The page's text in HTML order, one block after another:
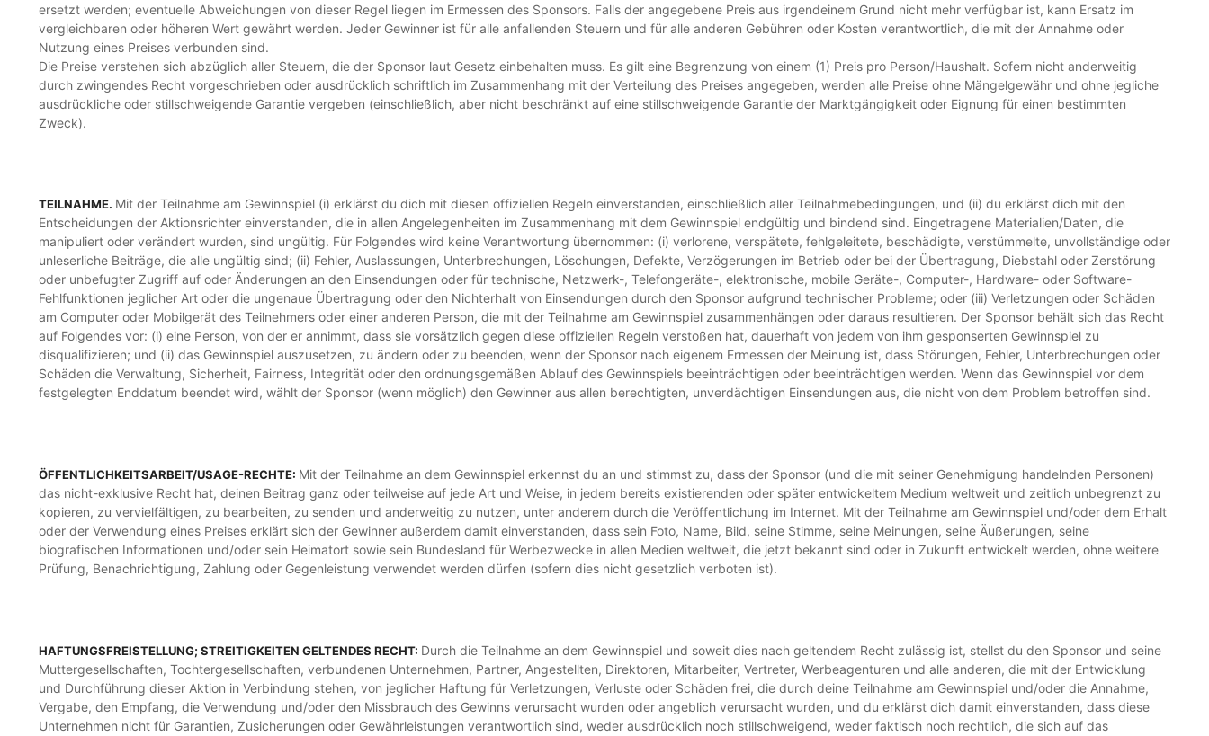
ersetzt werden; eventuelle Abweichungen von dieser Regel liegen im Ermessen des Sponsors. Falls der angegebene Preis aus irgendeinem Grund nicht mehr verfügbar ist, kann Ersatz im
vergleichbaren oder höheren Wert gewährt werden. Jeder Gewinner ist für alle anfallenden Steuern und für alle anderen Gebühren oder Kosten verantwortlich, die mit der Annahme oder
Nutzung eines Preises verbunden sind.
Die Preise verstehen sich abzüglich aller Steuern, die der Sponsor laut Gesetz einbehalten muss. Es gilt eine Begrenzung von einem (1) Preis pro Person/Haushalt. Sofern nicht anderweitig
durch zwingendes Recht vorgeschrieben oder ausdrücklich schriftlich im Zusammenhang mit der Verteilung des Preises angegeben, werden alle Preise ohne Mängelgewähr und ohne jegliche
ausdrückliche oder stillschweigende Garantie vergeben (einschließlich, aber nicht beschränkt auf eine stillschweigende Garantie der Marktgängigkeit oder Eignung für einen bestimmten
Zweck).
TEILNAHME. Mit der Teilnahme am Gewinnspiel (i) erklärst du dich mit diesen offiziellen Regeln einverstanden, einschließlich aller Teilnahmebedingungen, und (ii) du erklärst dich mit den
Entscheidungen der Aktionsrichter einverstanden, die in allen Angelegenheiten im Zusammenhang mit dem Gewinnspiel endgültig und bindend sind. Eingetragene Materialien/Daten, die
manipuliert oder verändert wurden, sind ungültig. Für Folgendes wird keine Verantwortung übernommen: (i) verlorene, verspätete, fehlgeleitete, beschädigte, verstümmelte, unvollständige oder
unleserliche Beiträge, die alle ungültig sind; (ii) Fehler, Auslassungen, Unterbrechungen, Löschungen, Defekte, Verzögerungen im Betrieb oder bei der Übertragung, Diebstahl oder Zerstörung
oder unbefugter Zugriff auf oder Änderungen an den Einsendungen oder für technische, Netzwerk-, Telefongeräte-, elektronische, mobile Geräte-, Computer-, Hardware- oder Software-
Fehlfunktionen jeglicher Art oder die ungenaue Übertragung oder den Nichterhalt von Einsendungen durch den Sponsor aufgrund technischer Probleme; oder (iii) Verletzungen oder Schäden
am Computer oder Mobilgerät des Teilnehmers oder einer anderen Person, die mit der Teilnahme am Gewinnspiel zusammenhängen oder daraus resultieren. Der Sponsor behält sich das Recht
auf Folgendes vor: (i) eine Person, von der er annimmt, dass sie vorsätzlich gegen diese offiziellen Regeln verstoßen hat, dauerhaft von jedem von ihm gesponserten Gewinnspiel zu
disqualifizieren; und (ii) das Gewinnspiel auszusetzen, zu ändern oder zu beenden, wenn der Sponsor nach eigenem Ermessen der Meinung ist, dass Störungen, Fehler, Unterbrechungen oder
Schäden die Verwaltung, Sicherheit, Fairness, Integrität oder den ordnungsgemäßen Ablauf des Gewinnspiels beeinträchtigen oder beeinträchtigen werden. Wenn das Gewinnspiel vor dem
festgelegten Enddatum beendet wird, wählt der Sponsor (wenn möglich) den Gewinner aus allen berechtigten, unverdächtigen Einsendungen aus, die nicht von dem Problem betroffen sind.
ÖFFENTLICHKEITSARBEIT/USAGE-RECHTE: Mit der Teilnahme an dem Gewinnspiel erkennst du an und stimmst zu, dass der Sponsor (und die mit seiner Genehmigung handelnden Personen)
das nicht-exklusive Recht hat, deinen Beitrag ganz oder teilweise auf jede Art und Weise, in jedem bereits existierenden oder später entwickeltem Medium weltweit und zeitlich unbegrenzt zu
kopieren, zu vervielfältigen, zu bearbeiten, zu senden und anderweitig zu nutzen, unter anderem durch die Veröffentlichung im Internet. Mit der Teilnahme am Gewinnspiel und/oder dem Erhalt
oder der Verwendung eines Preises erklärt sich der Gewinner außerdem damit einverstanden, dass sein Foto, Name, Bild, seine Stimme, seine Meinungen, seine Äußerungen, seine
biografischen Informationen und/oder sein Heimatort sowie sein Bundesland für Werbezwecke in allen Medien weltweit, die jetzt bekannt sind oder in Zukunft entwickelt werden, ohne weitere
Prüfung, Benachrichtigung, Zahlung oder Gegenleistung verwendet werden dürfen (sofern dies nicht gesetzlich verboten ist).
HAFTUNGSFREISTELLUNG; STREITIGKEITEN GELTENDES RECHT: Durch die Teilnahme an dem Gewinnspiel und soweit dies nach geltendem Recht zulässig ist, stellst du den Sponsor und seine
Muttergesellschaften, Tochtergesellschaften, verbundenen Unternehmen, Partner, Angestellten, Direktoren, Mitarbeiter, Vertreter, Werbeagenturen und alle anderen, die mit der Entwicklung
und Durchführung dieser Aktion in Verbindung stehen, von jeglicher Haftung für Verletzungen, Verluste oder Schäden frei, die durch deine Teilnahme am Gewinnspiel und/oder die Annahme,
Vergabe, den Empfang, die Verwendung und/oder den Missbrauch des Gewinns verursacht wurden oder angeblich verursacht wurden, und du erklärst dich damit einverstanden, dass diese
Unternehmen nicht für Garantien, Zusicherungen oder Gewährleistungen verantwortlich sind, weder ausdrücklich noch stillschweigend, weder faktisch noch rechtlich, die sich auf das